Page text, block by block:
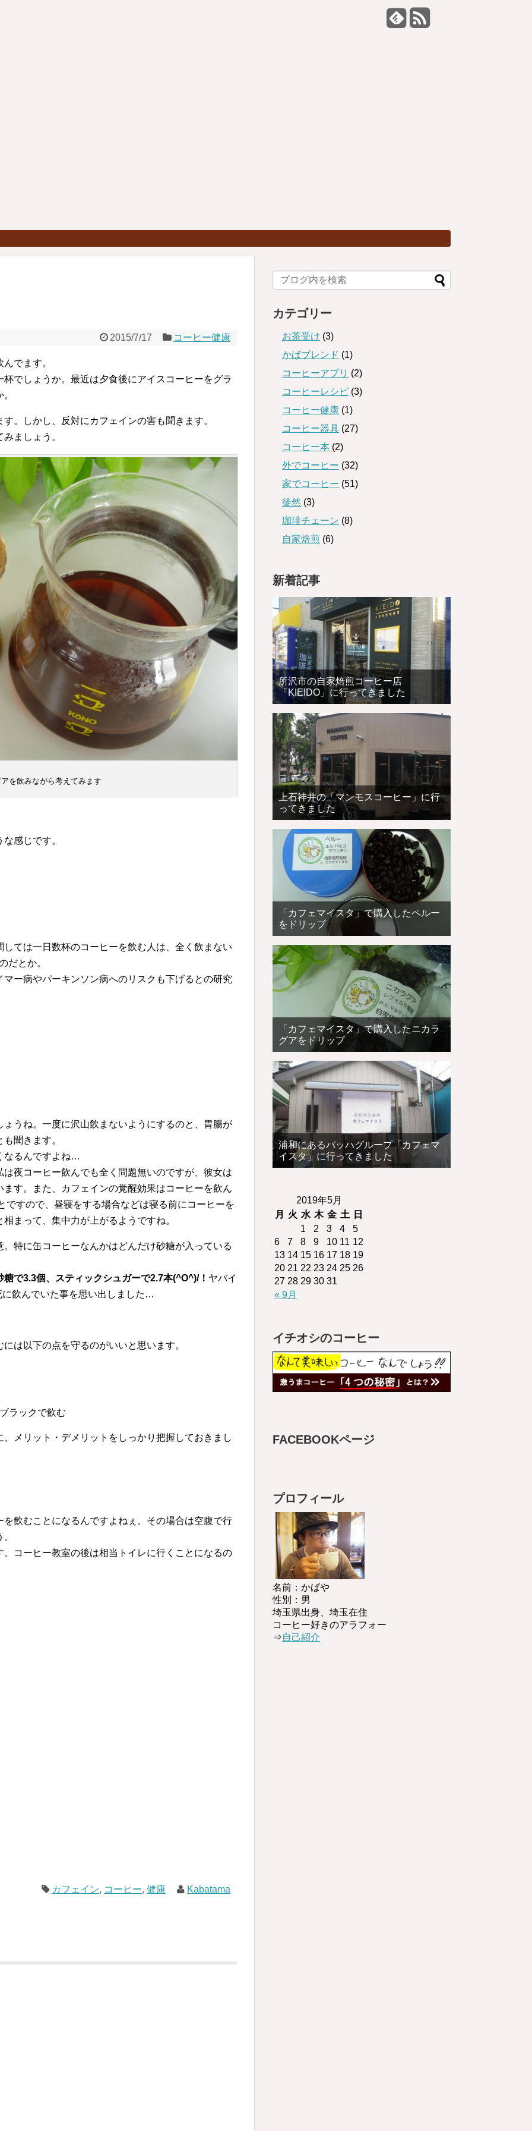
2015/7/17 コーヒー健康
でます。
でしょうか。最近は夕食後にアイスコーヒーをグラ
。しかし、反対にカフェインの害も聞きます。
ましょう。
を飲みながら考えてみます
感じです。
ては一日数杯のコーヒーを飲む人は、全く飲まない
だとか。
ー病やパーキンソン病へのリスクも下げるとの研究
うね。一度に沢山飲まないようにするのと、胃腸が
聞きます。
なるんですよね…
夜コーヒー飲んでも全く問題無いのですが、彼女は
す。また、カフェインの覚醒効果はコーヒーを飲ん
ですので、昼寝をする場合などは寝る前にコーヒーを
まって、集中力が上がるようですね。
特に缶コーヒーなんかはどんだけ砂糖が入っている
糖で3.3個、スティックシュガーで2.7本(^O^)/！ ヤバイ
飲んでいた事を思い出しました…
は以下の点を守るのがいいと思います。
ラックで飲む
メリット・デメリットをしっかり把握しておきまし
飲むことになるんですよねぇ。その場合は空腹で行
コーヒー教室の後は相当トイレに行くことになるの
カフェイン, コーヒー,健康 Kabatama
カテゴリー
お茶受け (3)
かばブレンド (1)
コーヒーアプリ (2)
コーヒーレシピ (3)
コーヒー健康 (1)
コーヒー器具 (27)
コーヒー本 (2)
外でコーヒー (32)
家でコーヒー (51)
徒然 (3)
珈琲チェーン (8)
自家焙煎 (6)
新着記事
所沢市の自家焙煎コーヒー店
「KIEIDO」に行ってきました
上石神井の「マンモスコーヒー」に行
ってきました
「カフェマイスタ」で購入したペルー
をドリップ
「カフェマイスタ」で購入したニカラ
グアをドリップ
浦和にあるバッハグループ「カフェマ
イスタ」に行ってきました
2019年5月
月
火 水 木 金 土 日
« 9月
1 2 3 4
5
6
7 8 9 10 11 12
13 14 15 16 17 18 19
20 21 22 23 24 25 26
27 28 29 30 31
イチオシのコーヒー
FACEBOOKページ
プロフィール
名前：かばや
性別：男
埼玉県出身、埼玉在住
コーヒー好きのアラフォー
⇒自己紹介